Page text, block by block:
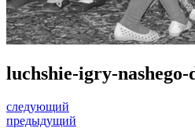
luchshie-igry-
следующий
предыдущий